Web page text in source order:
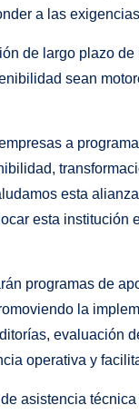
a las
de largo plazo
sean
a
esta
esta institución
programas de
la
evaluación
operativa y
asistencia